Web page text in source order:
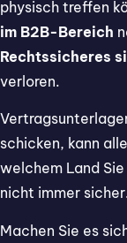
physisch treffen
im B2B-Bereich
Rechtssicheres
verloren.
schicken, kann
welchem Land
nicht immer
Machen Sie es